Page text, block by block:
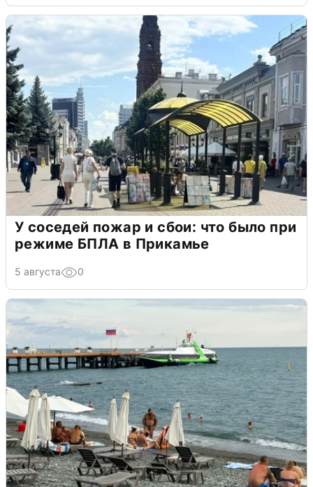
У соседей пожар и сбои: что было при
режиме БПЛА в Прикамье
5 августа 0